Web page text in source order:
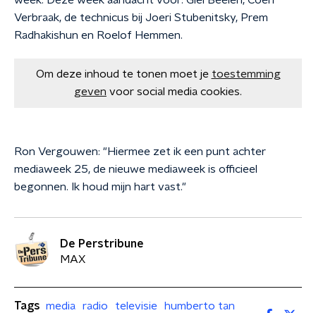
Verbraak, de technicus bij Joeri Stubenitsky, Prem
Radhakishun en Roelof Hemmen.
Om deze inhoud te tonen moet je toestemming
geven voor social media cookies.
Ron Vergouwen: "Hiermee zet ik een punt achter
mediaweek 25, de nieuwe mediaweek is officieel
begonnen. Ik houd mijn hart vast."
De Perstribune
MAX
Tags media radio televisie
humberto tan